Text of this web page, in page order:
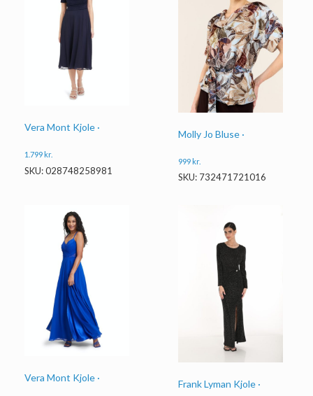
Vera Mont Kjole ·
1.799 kr.
SKU: 028748258981
Molly Jo Bluse ·
999kr.
SKU: 732471721016
Vera Mont Kjole ·
Frank Lyman Kjole ·